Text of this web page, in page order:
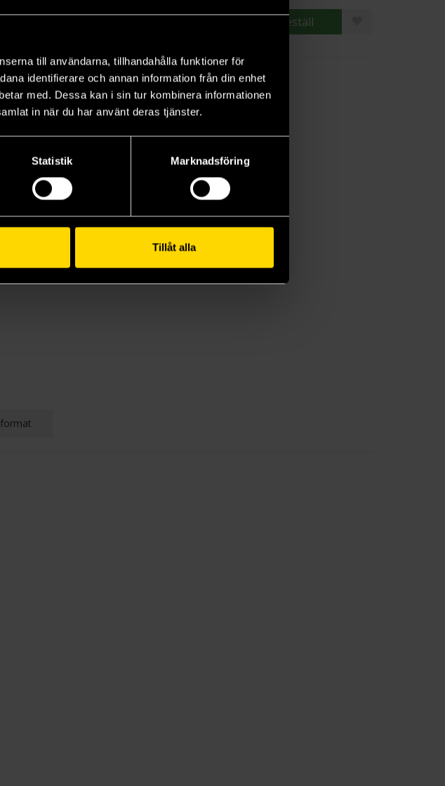
till användarna, tillhandahålla funktioner för
identifierare och annan information från din enhet
med. Dessa kan i sin tur kombinera informationen
in när du har använt deras tjänster.
Statistik Marknadsföring
Tillåt alla
Beställ